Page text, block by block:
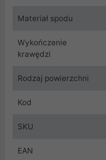
Materiał spodu
Wykończenie
krawędzi
Rodzaj powierzchni
Kod
SKU
EAN